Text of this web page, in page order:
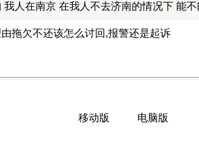
我人在南京 在我人不去济南的情况下 能
拖欠不还该怎么讨回,报警还是起诉
移动版 电脑版